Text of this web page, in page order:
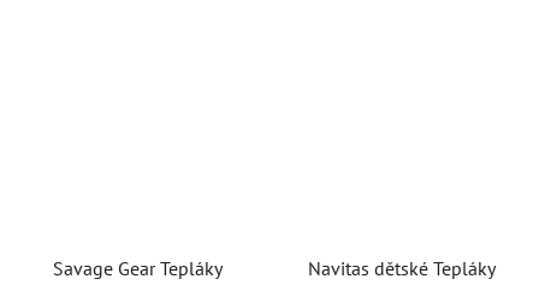
Savage Gear Tepláky
Navitas dětské Tepláky